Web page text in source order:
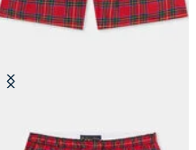
CHF 49